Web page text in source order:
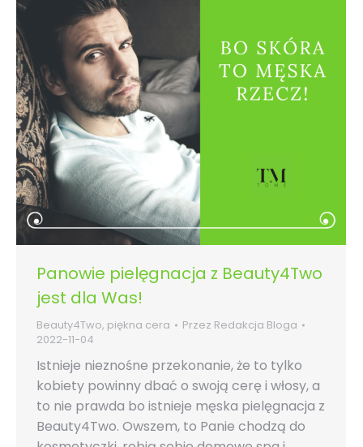
Panowie pielęgnacja z Beauty4Two
jest dla Was!
Beauty4Two, piękna cera Przez Redakcja Bloga
2022-11-04
Istnieje nieznośne przekonanie, że to tylko
kobiety powinny dbać o swoją cerę i włosy, a
to nie prawda bo istnieje męska pielęgnacja z
Beauty4Two. Owszem, to Panie chodzą do